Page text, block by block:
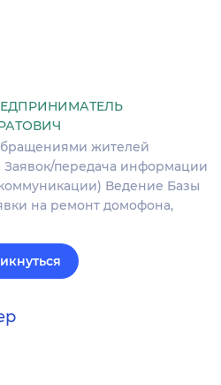
жителей
Заявок/передача информации
Ведение Базы
на ремонт домофона,